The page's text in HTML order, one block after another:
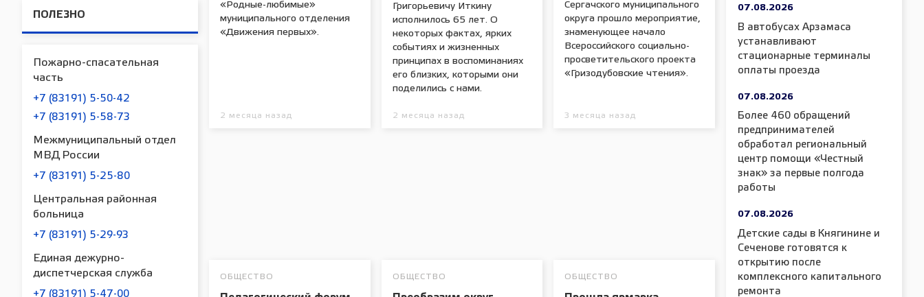
ПОЛЕЗНО
Пожарно-спасательная
часть
+7 (83191) 5-50-42
+7 (83191) 5-58-73
Межмуниципальный отдел
МВД России
+7 (83191) 5-25-80
Центральная районная
больница
+7 (83191) 5-29-93
Единая дежурно-
диспетчерская служба
+7 (83191) 5-47-00
«Родные-любимые»
муниципального отделения
«Движения первых».
2 месяца назад
Григорьевичу Иткину
исполнилось 65 лет. О
некоторых фактах, ярких
событиях и жизненных
принципах в воспоминаниях
его близких, которыми они
поделились с нами.
2 месяца назад
Сергачского муниципального
округа прошло мероприятие,
знаменующее начало
Всероссийского социально-
просветительского проекта
«Гризодубовские чтения».
3 месяца назад
ОБЩЕСТВО ОБЩЕСТВО ОБЩЕСТВО
07.08.2026
В автобусах Арзамаса
устанавливают
стационарные терминалы
оплаты проезда
07.08.2026
Более 460 обращений
предпринимателей
обработал региональный
центр помощи «Честный
знак» за первые полгода
работы
07.08.2026
Детские сады в Княгинине и
Сеченове готовятся к
открытию после
комплексного капитального
ремонта